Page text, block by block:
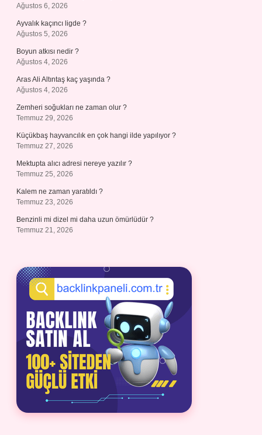
Ağustos 6, 2026
Ayvalık kaçıncı ligde ?
Ağustos 5, 2026
Boyun atkısı nedir ?
Ağustos 4, 2026
Aras Ali Altıntaş kaç yaşında ?
Ağustos 4, 2026
Zemheri soğukları ne zaman olur ?
Temmuz 29, 2026
Küçükbaş hayvancılık en çok hangi ilde yapılıyor ?
Temmuz 27, 2026
Mektupta alıcı adresi nereye yazılır ?
Temmuz 25, 2026
Kalem ne zaman yaratıldı ?
Temmuz 23, 2026
Benzinli mi dizel mi daha uzun ömürlüdür ?
Temmuz 21, 2026